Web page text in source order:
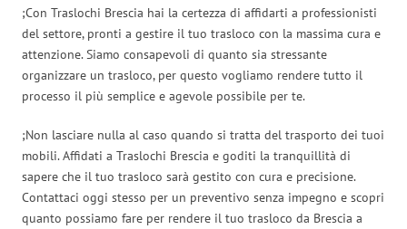
;Con Traslochi Brescia hai la certezza di affidarti a professionisti
del settore, pronti a gestire il tuo trasloco con la massima cura e
attenzione. Siamo consapevoli di quanto sia stressante
organizzare un trasloco, per questo vogliamo rendere tutto il
processo il più semplice e agevole possibile per te.
;Non lasciare nulla al caso quando si tratta del trasporto dei tuoi
mobili. Affidati a Traslochi Brescia e goditi la tranquillità di
sapere che il tuo trasloco sarà gestito con cura e precisione.
Contattaci oggi stesso per un preventivo senza impegno e scopri
quanto possiamo fare per rendere il tuo trasloco da Brescia a